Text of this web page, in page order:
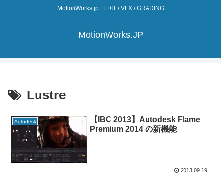
MotionWorks.jp | EDIT / VFX / GRADING
MotionWorks.JP
Lustre
Autodesk
【IBC 2013】Autodesk Flame
Premium 2014 の新機能
2013.09.19